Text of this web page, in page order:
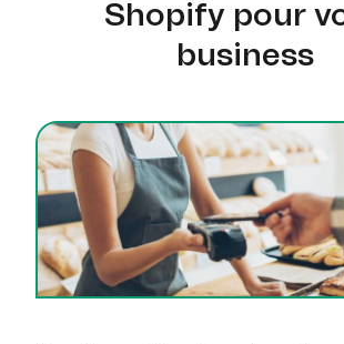
Shopify pour
business